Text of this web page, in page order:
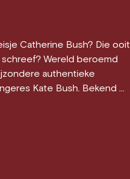
Catherine Bush? Die ooit
Wereld beroemd
authentieke
Kate Bush. Bekend ...